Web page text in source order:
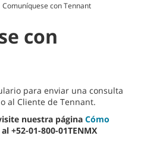
Comuníquese con Tennant
con
para enviar una consulta
al Cliente de Tennant.
nuestra página Cómo
+52-01-800-01TENMX